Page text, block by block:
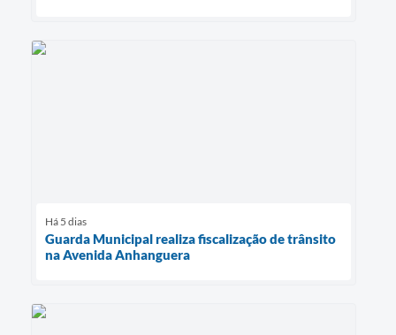
Há 5 dias
Guarda Municipal realiza fiscalização de trânsito
na Avenida Anhanguera